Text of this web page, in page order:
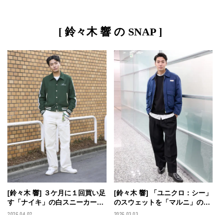
[ 鈴々木 響 の SNAP ]
[鈴々木 響] ３ケ月に１回買い足
す「ナイキ」の白スニーカーや
4℃の愛用アクセサリーが決め
[鈴々木 響] 「ユニクロ：シー」
のスウェットを「マルニ」のジ
ャケットと「アミ パリス」のス